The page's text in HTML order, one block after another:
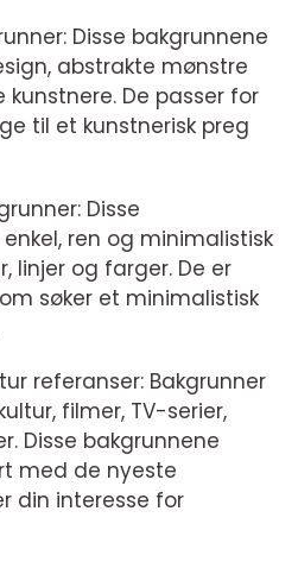
Disse bakgrunnene
abstrakte mønstre
kunstnere. De passer for
til et kunstnerisk preg
Disse
ren og minimalistisk
linjer og farger. De er
søker et minimalistisk
referanser: Bakgrunner
filmer, TV-serier,
Disse bakgrunnene
med de nyeste
din interesse for